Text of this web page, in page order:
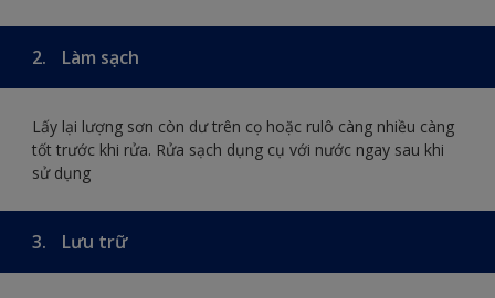
2. Làm sạch
Lấy lại lượng sơn còn dư trên cọ hoặc rulô càng nhiều càng
tốt trước khi rửa. Rửa sạch dụng cụ với nước ngay sau khi
sử dụng
3. Lưu trữ